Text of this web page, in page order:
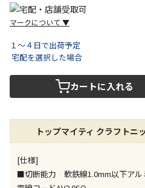
マークについて ▼
できません）
※同時購入の商品は、全
す
特定の店舗のみで受取
お届けができません）
１～４日で出荷予定
宅配を選択した場合
カートに入れる
トップマイティ クラフト
[仕様]
■切断能力 軟鉄線1.0mm以下アル